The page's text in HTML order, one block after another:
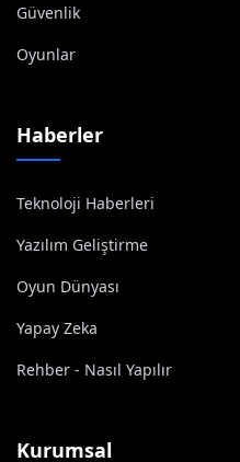
Güvenlik
Oyunlar
Haberler
Teknoloji Haberleri
Yazılım Geliştirme
Oyun Dünyası
Yapay Zeka
Rehber - Nasıl Yapılır
Kurumsal